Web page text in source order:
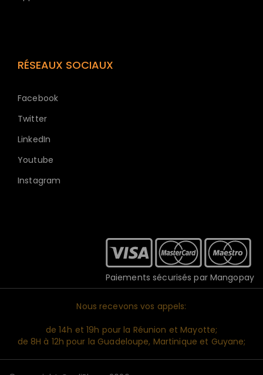
RÉSEAUX SOCIAUX
Facebook
Twitter
LinkedIn
Youtube
Instagram
Paiements sécurisés par Mangopay
Nous recevons vos appels:
de 14h et 19h pour la Réunion et Mayotte;
de 8H à 12h pour la Guadeloupe, Martinique et Guyane;